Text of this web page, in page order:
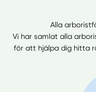
Alla
Vi har samlat alla
för att hjälpa dig hitta